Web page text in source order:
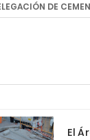
DE
El